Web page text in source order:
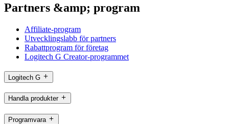
Partners &amp; program
Affiliate-program
Utvecklingslabb för partners
Rabattprogram för företag
Logitech G Creator-programmet
Logitech G
Handla produkter
Programvara